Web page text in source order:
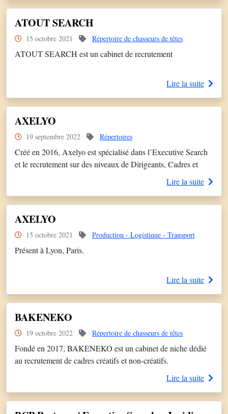
domaine du droit des affaires.
ATOUT SEARCH
15 octobre 2021 Répertoire de chasseurs de têtes
ATOUT SEARCH est un cabinet de recrutement
Lire la suite
AXELYO
19 septembre 2022 Répertoires
Créé en 2016, Axelyo est spécialisé dans l’Executive Search
et le recrutement sur des niveaux de Dirigeants, Cadres et
Lire la suite
AXELYO
15 octobre 2021 Production - Logistique - Transport
Présent à Lyon, Paris.
Lire la suite
BAKENEKO
19 octobre 2022 Répertoire de chasseurs de têtes
Fondé en 2017, BAKENEKO est un cabinet de niche dédié
au recrutement de cadres créatifs et non-créatifs.
Lire la suite